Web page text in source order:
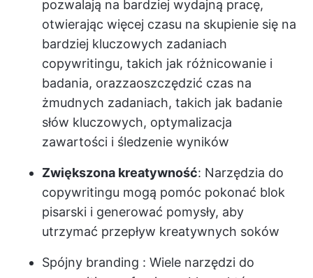
pozwalają na bardziej wydajną pracę,
otwierając więcej czasu na skupienie się na
bardziej kluczowych zadaniach
copywritingu, takich jak różnicowanie i
badania, orazzaoszczędzić czas na
żmudnych zadaniach, takich jak badanie
słów kluczowych, optymalizacja
zawartości i śledzenie wyników
Zwiększona kreatywność: Narzędzia do
copywritingu mogą pomóc pokonać blok
pisarski i generować pomysły, aby
utrzymać przepływ kreatywnych soków
Spójny branding : Wiele narzędzi do